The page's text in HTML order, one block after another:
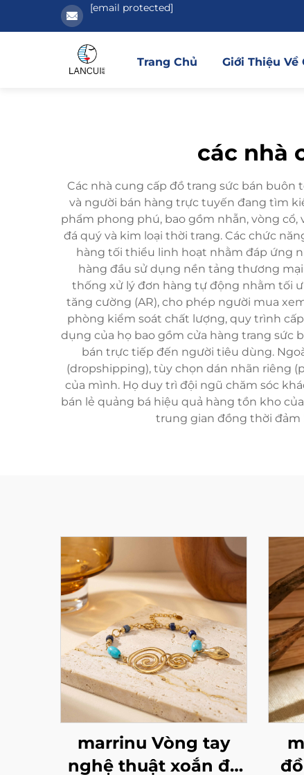
[email protected]
Trang Chủ Giới Thiệu Về
các nhà
Các nhà cung cấp đồ trang sức bán
và người bán hàng trực tuyến đang tìm
phẩm phong phú, bao gồm nhẫn, vòng cổ,
đá quý và kim loại thời trang. Các chức
hàng tối thiểu linh hoạt nhằm đáp ứng
hàng đầu sử dụng nền tảng thương
thống xử lý đơn hàng tự động nhằm tối
tăng cường (AR), cho phép người mua
phòng kiểm soát chất lượng, quy trình
dụng của họ bao gồm cửa hàng trang sức
bán trực tiếp đến người tiêu dùng.
(dropshipping), tùy chọn dán nhãn riêng
của mình. Họ duy trì đội ngũ chăm sóc
bán lẻ quảng bá hiệu quả hàng tồn kho
trung gian đồng thời đảm
marrinu Vòng tay
nghệ thuật xoắn đá